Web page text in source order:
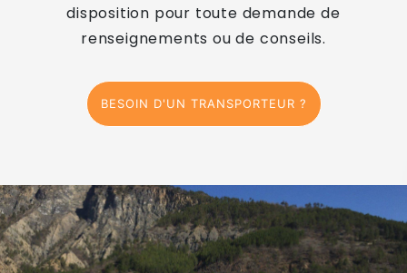
disposition pour toute demande de
renseignements ou de conseils.
BESOIN D'UN TRANSPORTEUR ?